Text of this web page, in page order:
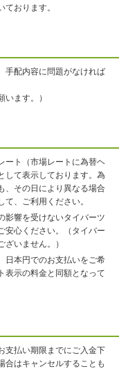
おります。
手配内容に問題がなければ
います。）
ート（市場レートに為替ヘ
して表示しております。為
、その日により異なる場合
、ご利用ください。
影響を受けないタイバーツ
安心ください。（タイバー
いません。）
日本円でのお支払いをご希
表示の料金と同額となって
支払い期限までにご入金下
合はキャンセルすることも